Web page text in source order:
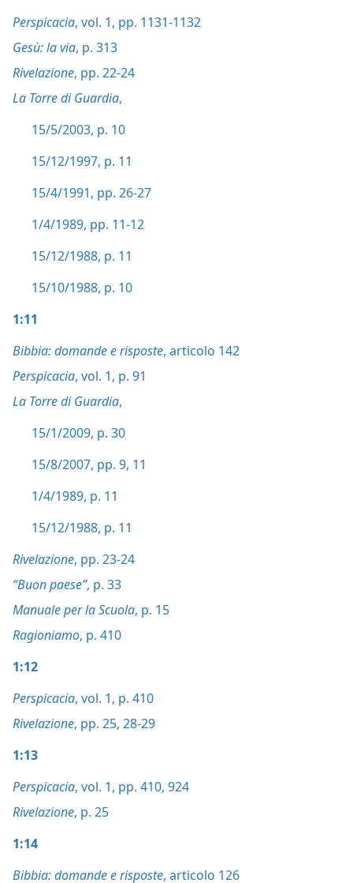
Perspicacia, vol. 1, pp. 1131-1132
Gesù: la via, p. 313
Rivelazione, pp. 22-24
La Torre di Guardia,
15/5/2003, p. 10
15/12/1997, p. 11
15/4/1991, pp. 26-27
1/4/1989, pp. 11-12
15/12/1988, p. 11
15/10/1988, p. 10
1:11
Bibbia: domande e risposte, articolo 142
Perspicacia, vol. 1, p. 91
La Torre di Guardia,
15/1/2009, p. 30
15/8/2007, pp. 9, 11
1/4/1989, p. 11
15/12/1988, p. 11
Rivelazione, pp. 23-24
“Buon paese”, p. 33
Manuale per la Scuola, p. 15
Ragioniamo, p. 410
1:12
Perspicacia, vol. 1, p. 410
Rivelazione, pp. 25, 28-29
1:13
Perspicacia, vol. 1, pp. 410, 924
Rivelazione, p. 25
1:14
Bibbia: domande e risposte, articolo 126